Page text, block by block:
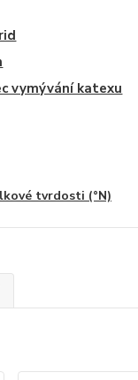
vymývání katexu
tvrdosti (°N)